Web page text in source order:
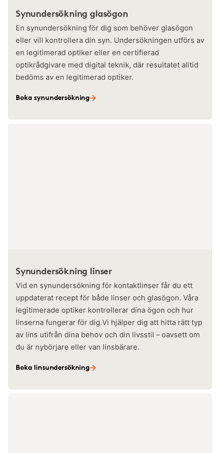
Synundersökning glasögon
En synundersökning för dig som behöver glasögon
eller vill kontrollera din syn. Undersökningen utförs av
en legitimerad optiker eller en certifierad
optikrådgivare med digital teknik, där resultatet alltid
bedöms av en legitimerad optiker.
Boka synundersökning
Synundersökning linser
Vid en synundersökning för kontaktlinser får du ett
uppdaterat recept för både linser och glasögon. Våra
legitimerade optiker kontrollerar dina ögon och hur
linserna fungerar för dig.Vi hjälper dig att hitta rätt typ
av lins utifrån dina behov och din livsstil – oavsett om
du är nybörjare eller van linsbärare.
Boka linsundersökning